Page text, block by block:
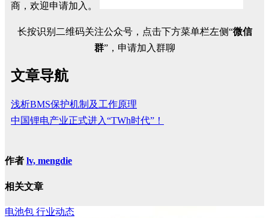
商，欢迎申请加入。
长按识别二维码关注公众号，点击下方菜单栏左侧“微信
群”，申请加入群聊
文章导航
浅析BMS保护机制及工作原理
中国锂电产业正式进入“TWh时代”！
作者 lv, mengdie
相关文章
电池包 行业动态